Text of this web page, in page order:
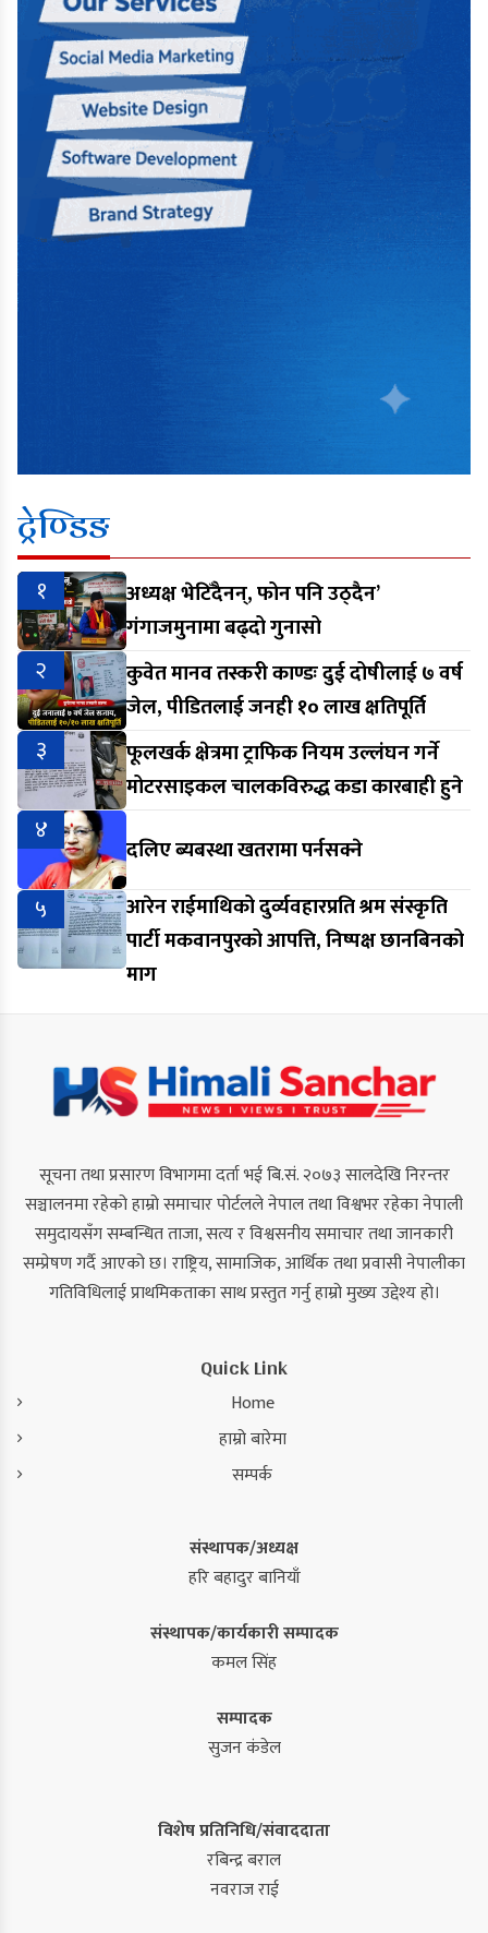
ट्रेण्डिङ
१
अध्यक्ष भेटिँदैनन्, फोन पनि उठ्दैन’
गंगाजमुनामा बढ्दो गुनासो
२
कुवेत मानव तस्करी काण्डः दुई दोषीलाई ७ वर्ष
जेल, पीडितलाई जनही १० लाख क्षतिपूर्ति
३
फूलखर्क क्षेत्रमा ट्राफिक नियम उल्लंघन गर्ने
मोटरसाइकल चालकविरुद्ध कडा कारबाही हुने
४
दलिए ब्यबस्था खतरामा पर्नसक्ने
५
आरेन राईमाथिको दुर्व्यवहारप्रति श्रम संस्कृति
पार्टी मकवानपुरको आपत्ति, निष्पक्ष छानबिनको
माग
सूचना तथा प्रसारण विभागमा दर्ता भई बि.सं. २०७३ सालदेखि निरन्तर
सञ्चालनमा रहेको हाम्रो समाचार पोर्टलले नेपाल तथा विश्वभर रहेका नेपाली
समुदायसँग सम्बन्धित ताजा, सत्य र विश्वसनीय समाचार तथा जानकारी
सम्प्रेषण गर्दै आएको छ। राष्ट्रिय, सामाजिक, आर्थिक तथा प्रवासी नेपालीका
गतिविधिलाई प्राथमिकताका साथ प्रस्तुत गर्नु हाम्रो मुख्य उद्देश्य हो।
Quick Link
Home
हाम्रो बारेमा
सम्पर्क
संस्थापक/अध्यक्ष
हरि बहादुर बानियाँ
संस्थापक/कार्यकारी सम्पादक
कमल सिंह
सम्पादक
सुजन कंडेल
विशेष प्रतिनिधि/संवाददाता
रबिन्द्र बराल
नवराज राई